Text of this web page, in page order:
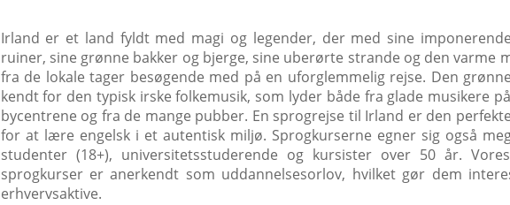
Irland er et land fyldt med magi og legender, der med sine
ruiner, sine grønne bakker og bjerge, sine uberørte strande og den varme
fra de lokale tager besøgende med på en uforglemmelig rejse. Den
kendt for den typisk irske folkemusik, som lyder både fra glade musikere
bycentrene og fra de mange pubber. En sprogrejse til Irland er den
for at lære engelsk i et autentisk miljø. Sprogkurserne egner sig også
studenter (18+), universitetsstuderende og kursister over 50 år.
sprogkurser er anerkendt som uddannelsesorlov, hvilket gør dem
erhvervsaktive.